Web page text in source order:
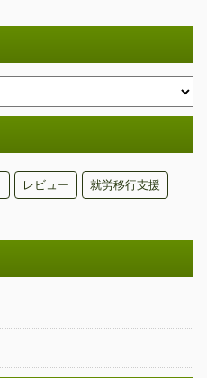
レビュー 就労移行支援